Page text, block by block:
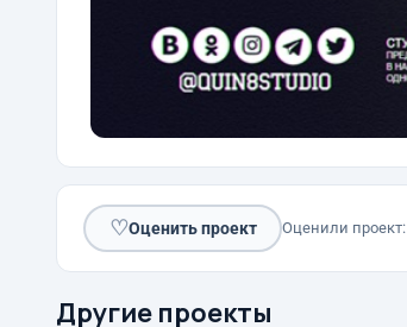
♡Оценить проект Оценили проект:
Другие проекты